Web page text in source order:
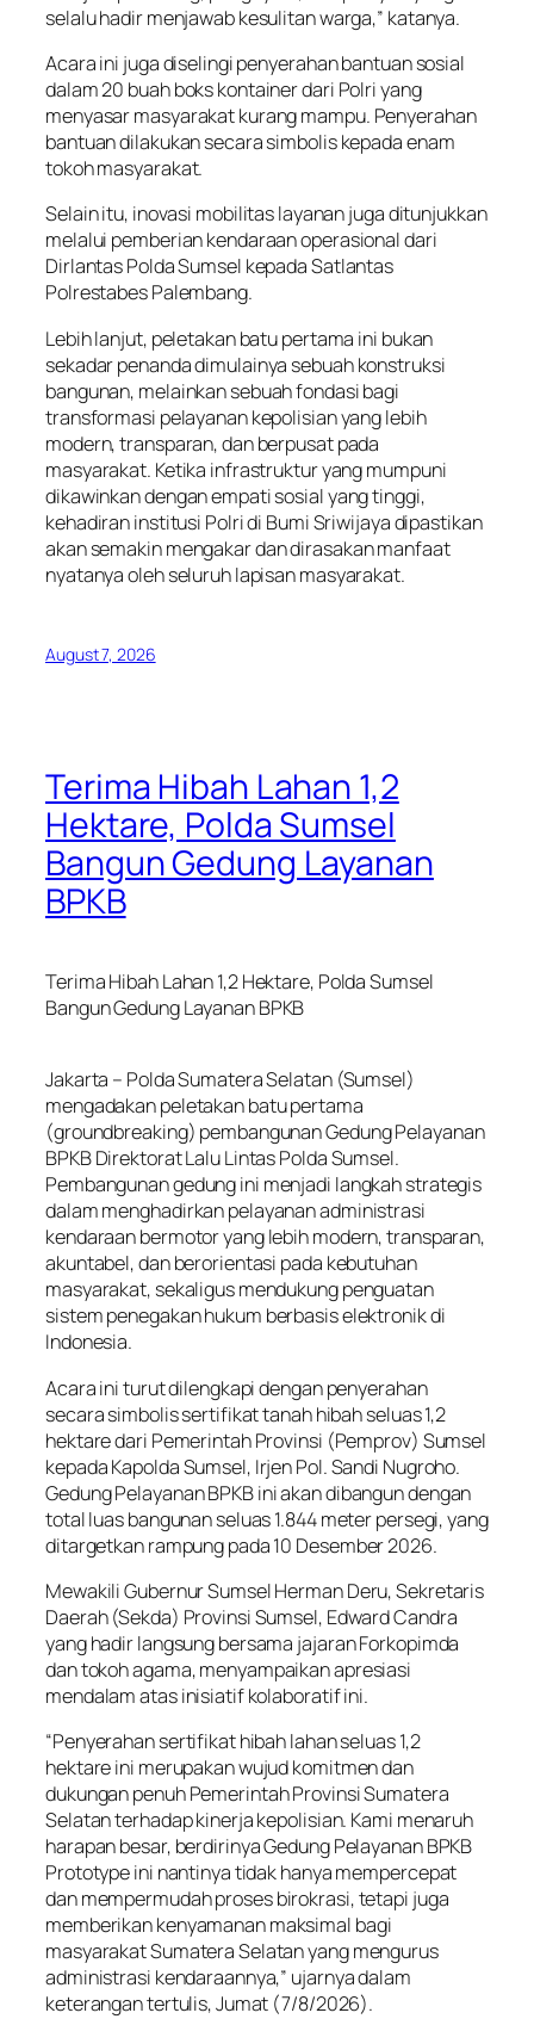
selalu hadir menjawab kesulitan warga,” katanya.
Acara ini juga diselingi penyerahan bantuan sosial
dalam 20 buah boks kontainer dari Polri yang
menyasar masyarakat kurang mampu. Penyerahan
bantuan dilakukan secara simbolis kepada enam
tokoh masyarakat.
Selain itu, inovasi mobilitas layanan juga ditunjukkan
melalui pemberian kendaraan operasional dari
Dirlantas Polda Sumsel kepada Satlantas
Polrestabes Palembang.
Lebih lanjut, peletakan batu pertama ini bukan
sekadar penanda dimulainya sebuah konstruksi
bangunan, melainkan sebuah fondasi bagi
transformasi pelayanan kepolisian yang lebih
modern, transparan, dan berpusat pada
masyarakat. Ketika infrastruktur yang mumpuni
dikawinkan dengan empati sosial yang tinggi,
kehadiran institusi Polri di Bumi Sriwijaya dipastikan
akan semakin mengakar dan dirasakan manfaat
nyatanya oleh seluruh lapisan masyarakat.
August 7, 2026
Terima Hibah Lahan 1,2
Hektare, Polda Sumsel
Bangun Gedung Layanan
BPKB
Terima Hibah Lahan 1,2 Hektare, Polda Sumsel
Bangun Gedung Layanan BPKB
Jakarta – Polda Sumatera Selatan (Sumsel)
mengadakan peletakan batu pertama
(groundbreaking) pembangunan Gedung Pelayanan
BPKB Direktorat Lalu Lintas Polda Sumsel.
Pembangunan gedung ini menjadi langkah strategis
dalam menghadirkan pelayanan administrasi
kendaraan bermotor yang lebih modern, transparan,
akuntabel, dan berorientasi pada kebutuhan
masyarakat, sekaligus mendukung penguatan
sistem penegakan hukum berbasis elektronik di
Indonesia.
Acara ini turut dilengkapi dengan penyerahan
secara simbolis sertifikat tanah hibah seluas 1,2
hektare dari Pemerintah Provinsi (Pemprov) Sumsel
kepada Kapolda Sumsel, Irjen Pol. Sandi Nugroho.
Gedung Pelayanan BPKB ini akan dibangun dengan
total luas bangunan seluas 1.844 meter persegi, yang
ditargetkan rampung pada 10 Desember 2026.
Mewakili Gubernur Sumsel Herman Deru, Sekretaris
Daerah (Sekda) Provinsi Sumsel, Edward Candra
yang hadir langsung bersama jajaran Forkopimda
dan tokoh agama, menyampaikan apresiasi
mendalam atas inisiatif kolaboratif ini.
“Penyerahan sertifikat hibah lahan seluas 1,2
hektare ini merupakan wujud komitmen dan
dukungan penuh Pemerintah Provinsi Sumatera
Selatan terhadap kinerja kepolisian. Kami menaruh
harapan besar, berdirinya Gedung Pelayanan BPKB
Prototype ini nantinya tidak hanya mempercepat
dan mempermudah proses birokrasi, tetapi juga
memberikan kenyamanan maksimal bagi
masyarakat Sumatera Selatan yang mengurus
administrasi kendaraannya,” ujarnya dalam
keterangan tertulis, Jumat (7/8/2026).